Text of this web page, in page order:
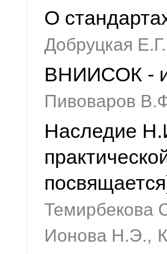
О
Добруцкая Е.Г.
ВНИИСОК -
Пивоваров
Наследие
Темирбекова
Ионова Н.Э.,